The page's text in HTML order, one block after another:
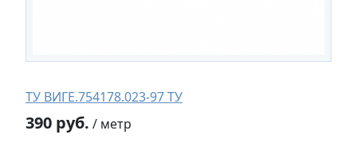
ТУ ВИГЕ.754178.023-97 ТУ
390 руб. / метр